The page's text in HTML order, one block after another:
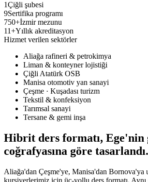
1Çiğli şubesi
9Sertifika programı
750+İzmir mezunu
11+Yıllık akreditasyon
Hizmet verilen sektörler
Aliağa rafineri & petrokimya
Liman & konteyner lojistiği
Çiğli Atatürk OSB
Manisa otomotiv yan sanayi
Çeşme · Kuşadası turizm
Tekstil & konfeksiyon
Tarımsal sanayi
Tersane & gemi inşa
Hibrit ders formatı, Ege'nin
coğrafyasına göre tasarlandı.
Aliağa'dan Çeşme'ye, Manisa'dan Bornova'ya
kursiyerlerimiz için üç-yollu ders formatı. Aynı